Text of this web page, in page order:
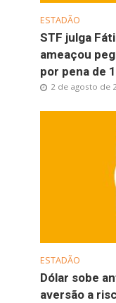
ESTADÃO
STF julga
ameaçou
por pena de
2 de agosto de
ESTADÃO
Dólar sobe
aversão a